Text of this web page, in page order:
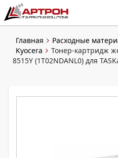
Главная Расходные
Kyocera
Тонер-картридж
8515Y (1T02NDANL0) для